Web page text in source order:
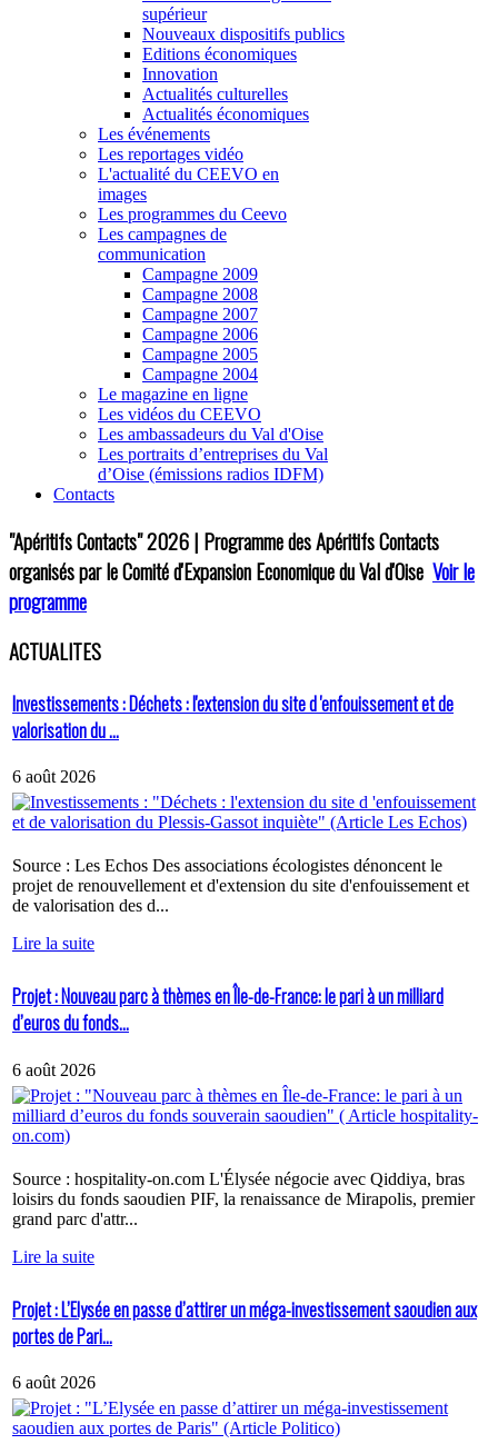
supérieur
Nouveaux dispositifs publics
Editions économiques
Innovation
Actualités culturelles
Actualités économiques
Les événements
Les reportages vidéo
L'actualité du CEEVO en
images
Les programmes du Ceevo
Les campagnes de
communication
Campagne 2009
Campagne 2008
Campagne 2007
Campagne 2006
Campagne 2005
Campagne 2004
Le magazine en ligne
Les vidéos du CEEVO
Les ambassadeurs du Val d'Oise
Les portraits d’entreprises du Val
d’Oise (émissions radios IDFM)
Contacts
"Apéritifs Contacts"2026 | Programme des Apéritifs Contacts
organisés par le Comité d'Expansion Economique du Val d'Oise Voir le
programme
ACTUALITES
Investissements : Déchets : l'extension du site d 'enfouissement et de
valorisation du ...
6 août 2026
Source : Les Echos Des associations écologistes dénoncent le
projet de renouvellement et d'extension du site d'enfouissement et
de valorisation des d...
Lire la suite
Projet : Nouveau parc à thèmes en Île-de-France: le pari à un milliard
d’euros du fonds...
6 août 2026
Source : hospitality-on.com L'Élysée négocie avec Qiddiya, bras
loisirs du fonds saoudien PIF, la renaissance de Mirapolis, premier
grand parc d'attr...
Lire la suite
Projet : L’Elysée en passe d’attirer un méga-investissement saoudien aux
portes de Pari...
6 août 2026